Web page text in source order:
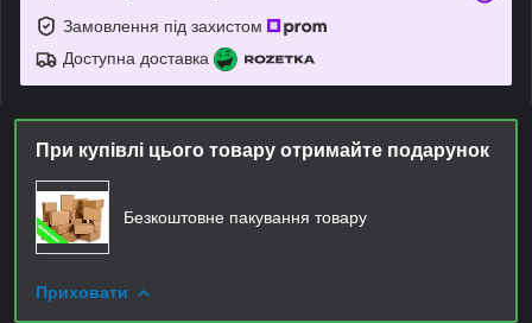
Замовлення під захистом
Доступна доставка
При купівлі цього товару отримайте подарунок
Безкоштовне пакування товару
Приховати